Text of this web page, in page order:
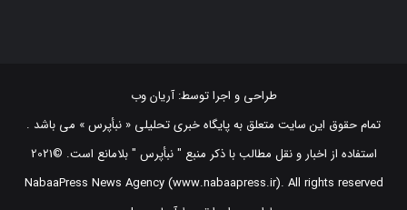
طراحی و اجرا توسط:آریان وب
تمام حقوق این سایت متعلق به پایگاه خبری تحلیلی « نبأپرس » می باشد .
استفاده از اخبار و نقل مطالب با ذکر منبع "‌ نبأپرس " بلامانع است. ©2021
NabaaPress News Agency (www.nabaapress.ir). All rights reserved